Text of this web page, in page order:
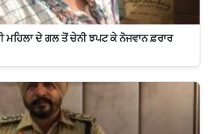
ਮਹਿਲਾ ਦੇ ਗਲ ਤੋਂ ਚੇਨੀ ਝਪਟ ਕੇ ਨੋਜਵਾਨ ਫ਼ਰਾਰ